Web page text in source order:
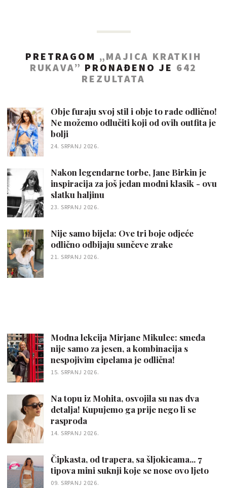
PRETRAGOM „MAJICA KRATKIH
RUKAVA” PRONAĐENO JE 642
REZULTATA
Obje furaju svoj stil i obje to rade odlično!
Ne možemo odlučiti koji od ovih outfita je
bolji
24. SRPANJ 2026.
Nakon legendarne torbe, Jane Birkin je
inspiracija za još jedan modni klasik - ovu
slatku haljinu
23. SRPANJ 2026.
Nije samo bijela: Ove tri boje odjeće
odlično odbijaju sunčeve zrake
21. SRPANJ 2026.
Modna lekcija Mirjane Mikulec: smeđa
nije samo za jesen, a kombinacija s
nespojivim cipelama je odlična!
15. SRPANJ 2026.
Na topu iz Mohita, osvojila su nas dva
detalja! Kupujemo ga prije nego li se
rasproda
14. SRPANJ 2026.
Čipkasta, od trapera, sa šljokicama... 7
tipova mini suknji koje se nose ovo ljeto
09. SRPANJ 2026.